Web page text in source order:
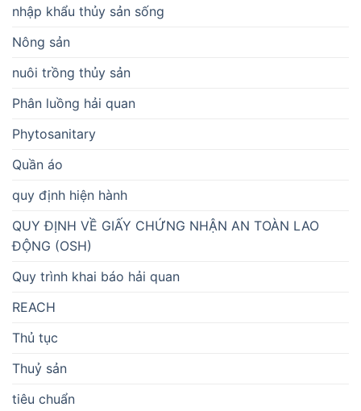
nhập khẩu thủy sản sống
Nông sản
nuôi trồng thủy sản
Phân luồng hải quan
Phytosanitary
Quần áo
quy định hiện hành
QUY ĐỊNH VỀ GIẤY CHỨNG NHẬN AN TOÀN LAO
ĐỘNG (OSH)
Quy trình khai báo hải quan
REACH
Thủ tục
Thuỷ sản
tiêu chuẩn